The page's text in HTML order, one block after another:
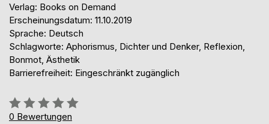
Verlag: Books on Demand
Erscheinungsdatum: 11.10.2019
Sprache: Deutsch
Schlagworte: Aphorismus, Dichter und Denker, Reflexion,
Bonmot, Ästhetik
Barrierefreiheit: Eingeschränkt zugänglich
Bewertung::
0%
0 Bewertungen